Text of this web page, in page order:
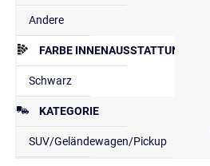
Andere
FARBE INNENAUSSTATTUNG
Schwarz
KATEGORIE
SUV/Geländewagen/Pickup